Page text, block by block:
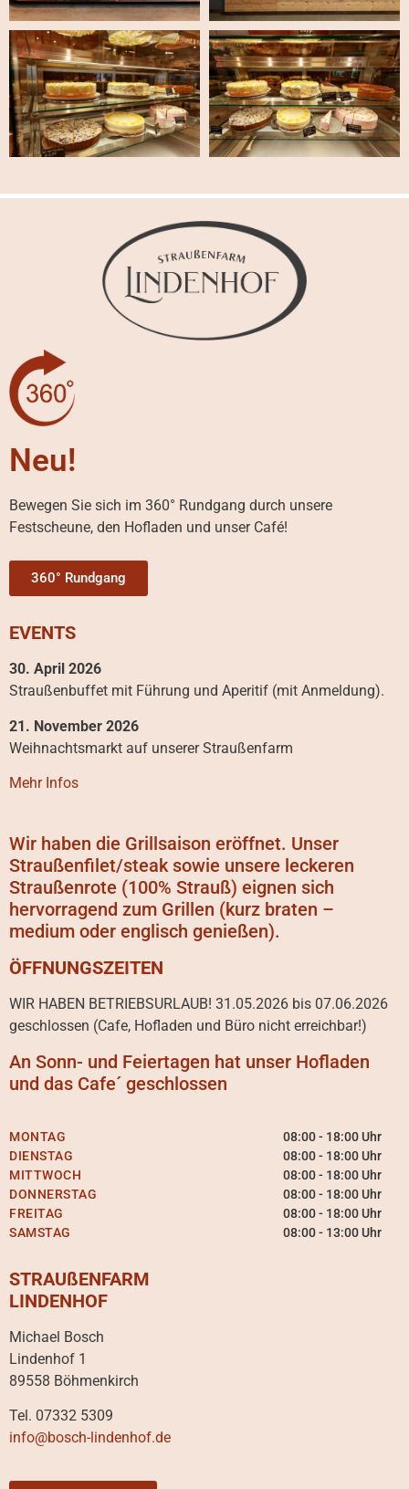
STRAUßENFARM
LINDENHOF
Michael Bosch
Lindenhof 1
89558 Böhmenkirch
Tel. 07332 5309
info@bosch-lindenhof.de
Wir haben die Grillsaison eröffnet. Unser
Straußenfilet/steak sowie unsere leckeren
Straußenrote (100% Strauß) eignen sich
hervorragend zum Grillen (kurz braten –
medium oder englisch genießen).
ÖFFNUNGSZEITEN
WIR HABEN BETRIEBSURLAUB! 31.05.2026 bis 07.06.2026
geschlossen (Cafe, Hofladen und Büro nicht erreichbar!)
An Sonn- und Feiertagen hat unser Hofladen
und das Cafe´ geschlossen
MONTAG
08:00 - 18:00 Uhr
DIENSTAG
08:00 - 18:00 Uhr
MITTWOCH
08:00 - 18:00 Uhr
DONNERSTAG
08:00 - 18:00 Uhr
FREITAG
08:00 - 18:00 Uhr
SAMSTAG
08:00 - 13:00 Uhr
EVENTS
30. April 2026
Straußenbuffet mit Führung und Aperitif (mit Anmeldung).
21. November 2026
Weihnachtsmarkt auf unserer Straußenfarm
Mehr Infos
Neu!
Bewegen Sie sich im 360° Rundgang durch unsere
Festscheune, den Hofladen und unser Café!
360° Rundgang